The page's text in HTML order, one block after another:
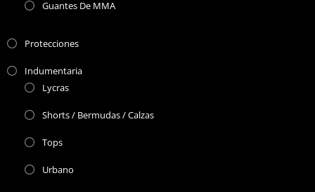
Guantes De MMA
Protecciones
Indumentaria
Lycras
Shorts / Bermudas / Calzas
Tops
Urbano